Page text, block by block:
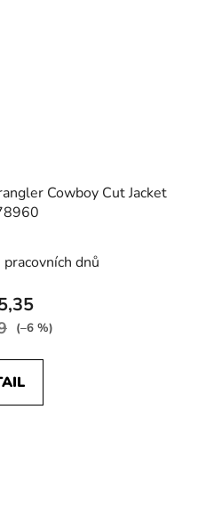
Cowboy Cut Jacket
dnů
(–6 %)